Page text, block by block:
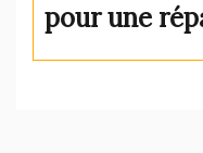
pour une